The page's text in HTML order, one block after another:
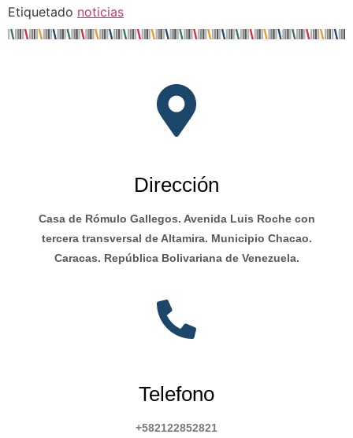
Etiquetado noticias
Dirección
Casa de Rómulo Gallegos. Avenida Luis Roche con
tercera transversal de Altamira. Municipio Chacao.
Caracas. República Bolivariana de Venezuela.
Telefono
+582122852821